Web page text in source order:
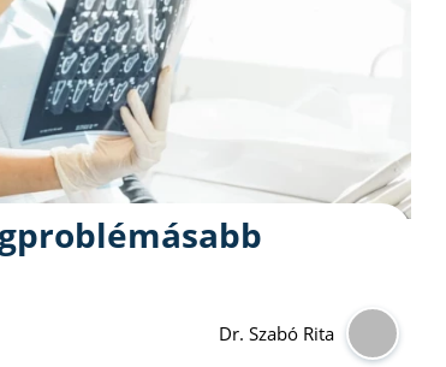
Dr. Szabó Rita